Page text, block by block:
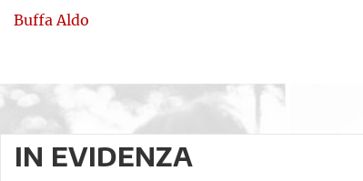
Buffa Aldo
IN EVIDENZA